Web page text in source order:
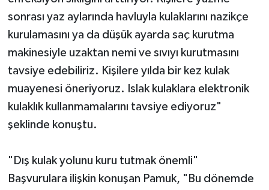
sonrası yaz aylarında havluyla kulaklarını nazikçe
kurulamasını ya da düşük ayarda saç kurutma
makinesiyle uzaktan nemi ve sıvıyı kurutmasını
tavsiye edebiliriz. Kişilere yılda bir kez kulak
muayenesi öneriyoruz. Islak kulaklara elektronik
kulaklık kullanmamalarını tavsiye ediyoruz"
şeklinde konuştu.
"Dış kulak yolunu kuru tutmak önemli"
Başvurulara ilişkin konuşan Pamuk, "Bu dönemde